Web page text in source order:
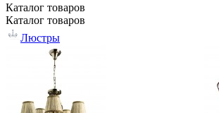
Каталог товаров
Каталог товаров
Люстры